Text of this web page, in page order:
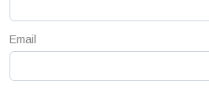
Email